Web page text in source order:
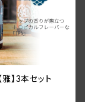
】3本セット